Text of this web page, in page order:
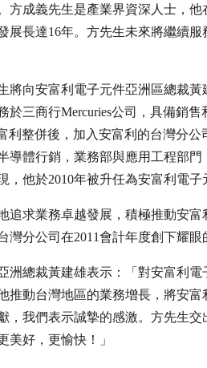
方成義先生是產業界資深人士，
展長達16年。方先生未來將繼續
將向安富利電子元件亞洲區總裁黃
於三商行Mercuries公司，具備銷
利整併後，加入安富利的台灣分
導體行銷，業務部與應用工程部
，他於2010年被升任為安富利電子
追求業務卓越發展，積極推動安
灣分公司在2011會計年度創下耀
洲總裁黃建雄表示：「對安富利
推動台灣地區的業務增長，將安
，我們表示誠摯的感激。方先生
美好，更愉快！」